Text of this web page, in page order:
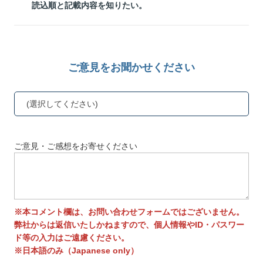
読込順と記載内容を知りたい。
ご意見をお聞かせください
(選択してください)
ご意見・ご感想をお寄せください
※本コメント欄は、お問い合わせフォームではございません。
弊社からは返信いたしかねますので、個人情報やID・パスワー
ド等の入力はご遠慮ください。
※日本語のみ（Japanese only）